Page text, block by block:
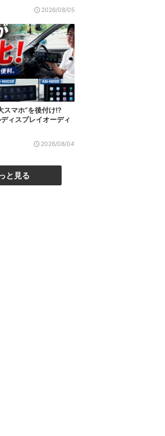
2026/08/05
スマホ”を後付け!?
ィスプレイオーディ
2026/08/04
と見る